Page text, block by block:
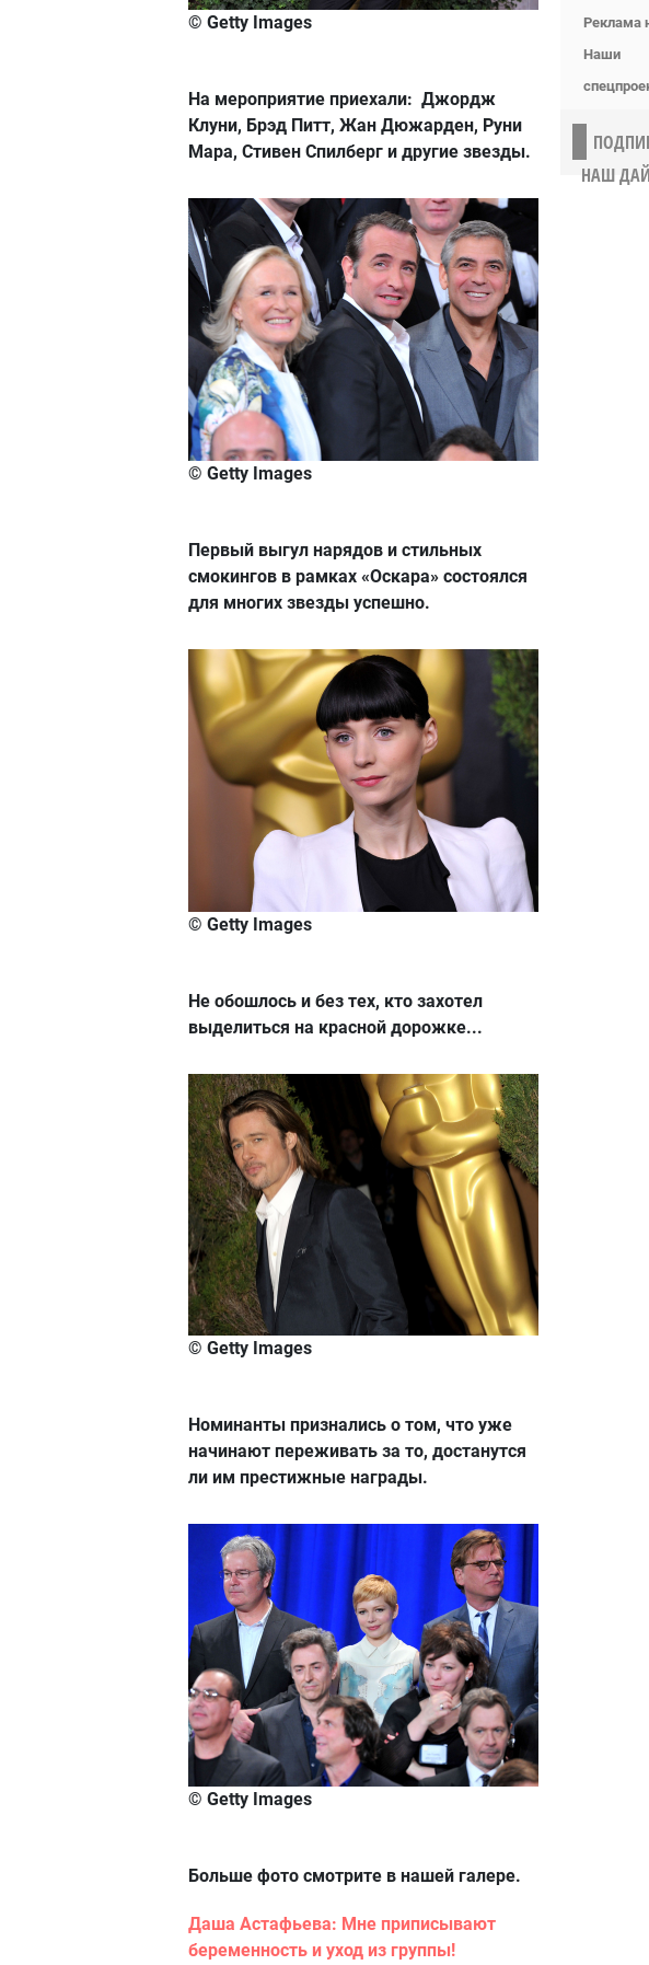
© Getty Images
На мероприятие приехали: Джордж
Клуни, Брэд Питт, Жан Дюжарден, Руни
Мара, Стивен Спилберг и другие звезды.
© Getty Images
Первый выгул нарядов и стильных
смокингов в рамках «Оскара» состоялся
для многих звезды успешно.
© Getty Images
Не обошлось и без тех, кто захотел
выделиться на красной дорожке...
© Getty Images
Номинанты признались о том, что уже
начинают переживать за то, достанутся
ли им престижные награды.
© Getty Images
Больше фото смотрите в нашей галере.
Даша Астафьева: Мне приписывают
беременность и уход из группы!
Реклама
Наши
НАШ